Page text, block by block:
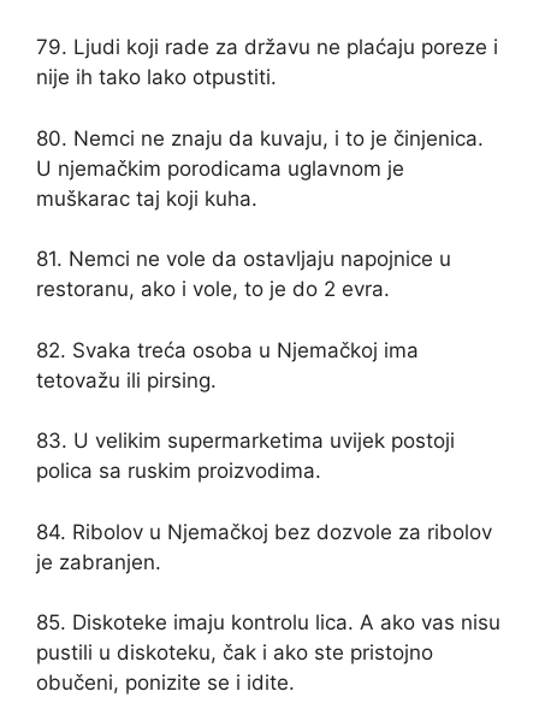
79. Ljudi koji rade za državu ne plaćaju poreze i
nije ih tako lako otpustiti.
80. Nemci ne znaju da kuvaju, i to je činjenica.
U njemačkim porodicama uglavnom je
muškarac taj koji kuha.
81. Nemci ne vole da ostavljaju napojnice u
restoranu, ako i vole, to je do 2 evra.
82. Svaka treća osoba u Njemačkoj ima
tetovažu ili pirsing.
83. U velikim supermarketima uvijek postoji
polica sa ruskim proizvodima.
84. Ribolov u Njemačkoj bez dozvole za ribolov
je zabranjen.
85. Diskoteke imaju kontrolu lica. A ako vas nisu
pustili u diskoteku, čak i ako ste pristojno
obučeni, ponizite se i idite.